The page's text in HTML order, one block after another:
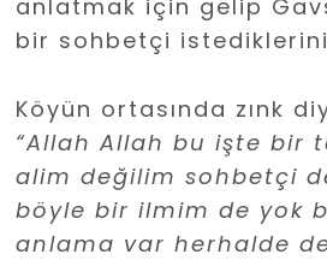
anlatmak için gelip
bir sohbetçi
Köyün ortasında zınk
“Allah Allah bu işte bir
alim değilim sohbetçi
böyle bir ilmim de yok
anlama var herhalde